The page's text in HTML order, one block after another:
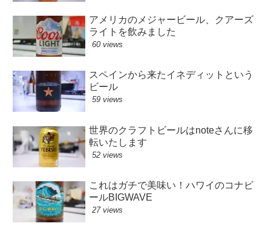
アメリカのメジャービール、クアーズ
ライトを飲みました
60 views
スペインから来たイネディットという
ビール
59 views
世界のクラフトビールはnoteさんに移
転いたします
52 views
これはガチで美味い！ハワイのコナビ
ールBIGWAVE
27 views